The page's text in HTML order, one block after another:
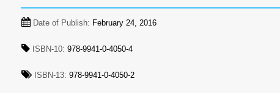
Date of Publish: February 24, 2016
ISBN-10: 978-9941-0-4050-4
ISBN-13: 978-9941-0-4050-2